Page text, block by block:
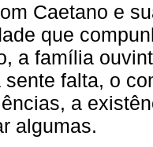
Caetano e
que
a família
falta, o
a
algumas.